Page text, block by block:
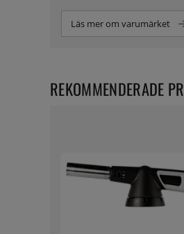
Läs mer om varumärket
REKOMMENDERADE